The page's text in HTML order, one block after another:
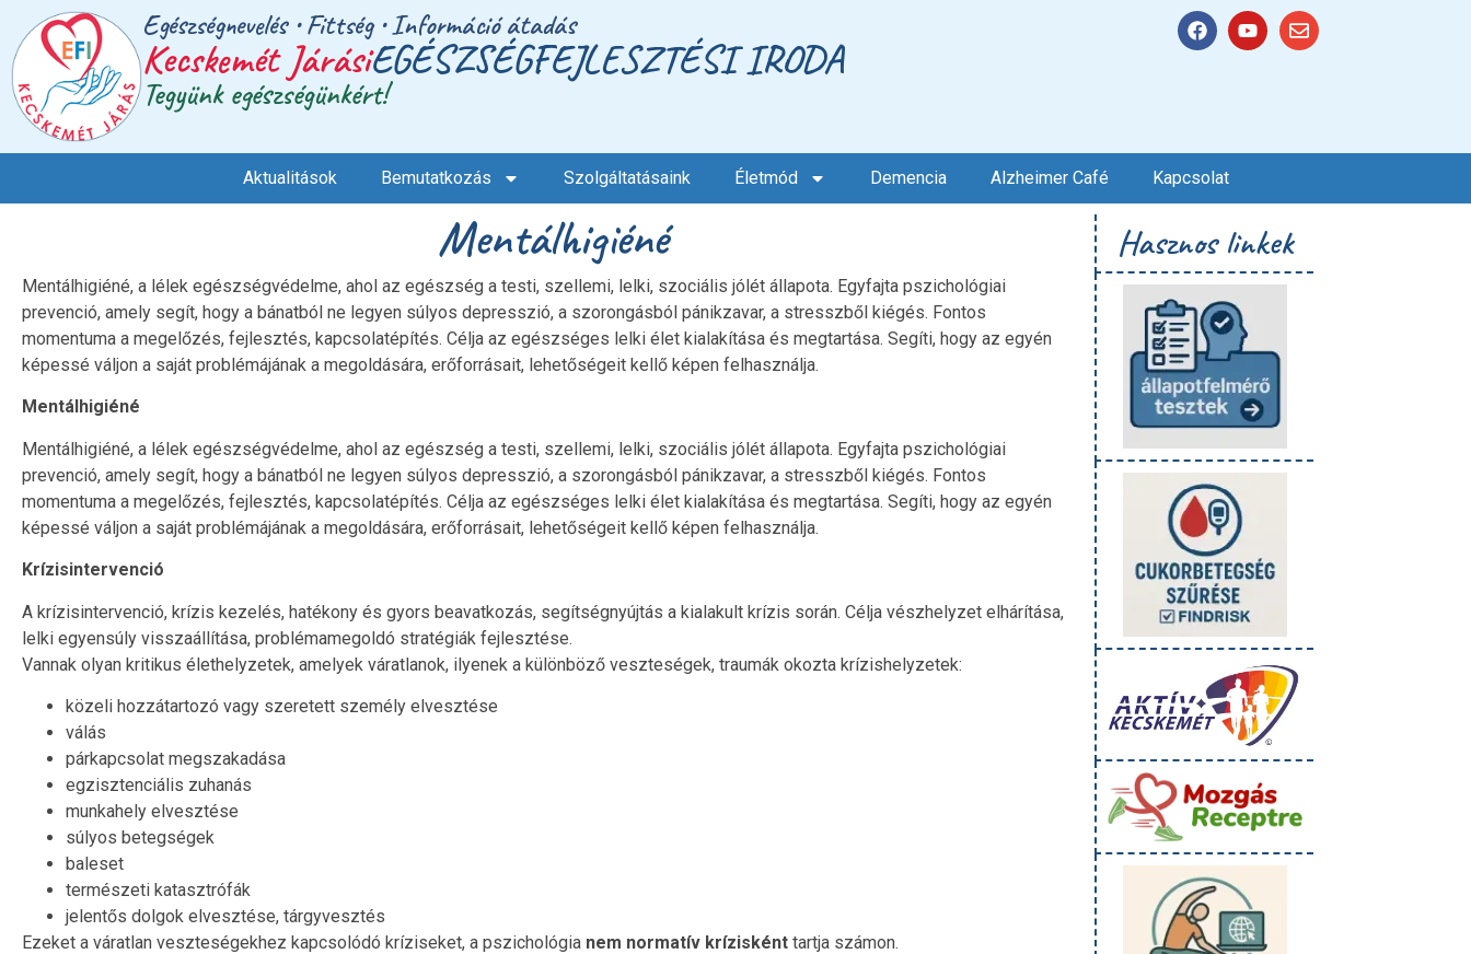
Egészségnevelés • Fittség • Információ átadás
Kecskemét JárásiEGÉSZSÉGFEJLESZTÉSI IRODA
Tegyünk egészségünkért!
Aktualitások Bemutatkozás Szolgáltatásaink Életmód Demencia Alzheimer Café Kapcsolat
Mentálhigiéné
Mentálhigiéné, a lélek egészségvédelme, ahol az egészség a testi, szellemi, lelki, szociális jólét állapota. Egyfajta pszichológiai
prevenció, amely segít, hogy a bánatból ne legyen súlyos depresszió, a szorongásból pánikzavar, a stresszből kiégés. Fontos
momentuma a megelőzés, fejlesztés, kapcsolatépítés. Célja az egészséges lelki élet kialakítása és megtartása. Segíti, hogy az egyén
képessé váljon a saját problémájának a megoldására, erőforrásait, lehetőségeit kellő képen felhasználja.
Mentálhigiéné
Mentálhigiéné, a lélek egészségvédelme, ahol az egészség a testi, szellemi, lelki, szociális jólét állapota. Egyfajta pszichológiai
prevenció, amely segít, hogy a bánatból ne legyen súlyos depresszió, a szorongásból pánikzavar, a stresszből kiégés. Fontos
momentuma a megelőzés, fejlesztés, kapcsolatépítés. Célja az egészséges lelki élet kialakítása és megtartása. Segíti, hogy az egyén
képessé váljon a saját problémájának a megoldására, erőforrásait, lehetőségeit kellő képen felhasználja.
Krízisintervenció
A krízisintervenció, krízis kezelés, hatékony és gyors beavatkozás, segítségnyújtás a kialakult krízis során. Célja vészhelyzet elhárítása,
lelki egyensúly visszaállítása, problémamegoldó stratégiák fejlesztése.
Vannak olyan kritikus élethelyzetek, amelyek váratlanok, ilyenek a különböző veszteségek, traumák okozta krízishelyzetek:
közeli hozzátartozó vagy szeretett személy elvesztése
válás
párkapcsolat megszakadása
egzisztenciális zuhanás
munkahely elvesztése
súlyos betegségek
baleset
természeti katasztrófák
jelentős dolgok elvesztése, tárgyvesztés
Ezeket a váratlan veszteségekhez kapcsolódó kríziseket, a pszichológia nem normatív krízisként tartja számon.
Hasznos linkek